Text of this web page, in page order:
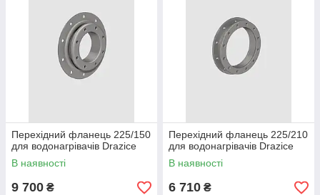
Перехідний фланець 225/150
для водонагрівачів Drazice
В наявності
9 700 ₴
Перехідний фланець 225/210
для водонагрівачів Drazice
В наявності
6 710 ₴